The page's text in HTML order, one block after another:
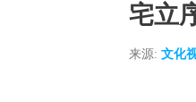
宅立
来源: 文化